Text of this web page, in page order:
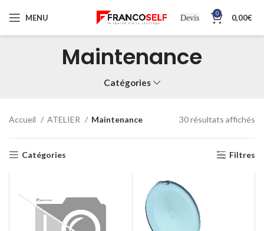
MENU Devis 0 0,00€
Maintenance
Catégories
Accueil ATELIER Maintenance 30 résultats affichés
Catégories Filtres